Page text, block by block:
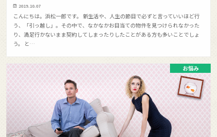
2019.10.07
こんにちは。浜松一郎です。 新生活や、人生の節目で必ずと言っていいほど行
う、「引っ越し」。その中で、なかなかお目当ての物件を見つけられなかった
り、満足行かないまま契約してしまったりしたことがある方も多いことでしょ
う。 と…
お悩み